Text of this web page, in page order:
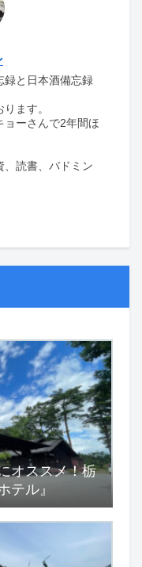
録と日本酒備忘録
ます。
ョーさんで2年間ほ
、読書、バドミン
オススメ！栃
テル』